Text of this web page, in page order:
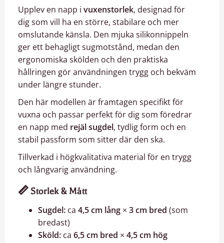
Upplev en napp i vuxenstorlek, designad för
dig som vill ha en större, stabilare och mer
omslutande känsla. Den mjuka silikonnippeln
ger ett behagligt sugmotstånd, medan den
ergonomiska skölden och den praktiska
hållringen gör användningen trygg och bekväm
under längre stunder.
Den här modellen är framtagen specifikt för
vuxna och passar perfekt för dig som föredrar
en napp med rejäl sugdel, tydlig form och en
stabil passform som sitter där den ska.
Tillverkad i högkvalitativa material för en trygg
och långvarig användning.
📏 Storlek & Mått
Sugdel: ca 4,5 cm lång × 3 cm bred (som
bredast)
Sköld: ca 6,5 cm bred × 4,5 cm hög